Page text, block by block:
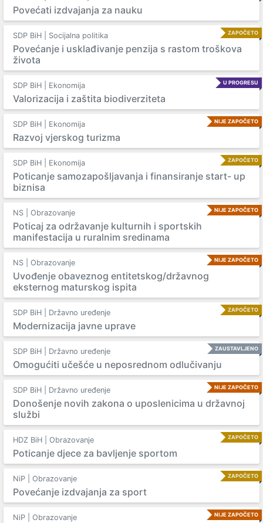
Povećati izdvajanja za nauku
ZAPOČETO
SDP BiH | Socijalna politika
Povećanje i usklađivanje penzija s rastom troškova
života
U PROGRESU
SDP BiH | Ekonomija
Valorizacija i zaštita biodiverziteta
NIJE ZAPOČETO
SDP BiH | Ekonomija
Razvoj vjerskog turizma
ZAPOČETO
SDP BiH | Ekonomija
Poticanje samozapošljavanja i finansiranje start- up
biznisa
NIJE ZAPOČETO
NS | Obrazovanje
Poticaj za održavanje kulturnih i sportskih
manifestacija u ruralnim sredinama
NIJE ZAPOČETO
NS | Obrazovanje
Uvođenje obaveznog entitetskog/državnog
eksternog maturskog ispita
ZAPOČETO
SDP BiH | Državno uređenje
Modernizacija javne uprave
ZAUSTAVLJENO
SDP BiH | Državno uređenje
Omogućiti učešće u neposrednom odlučivanju
NIJE ZAPOČETO
SDP BiH | Državno uređenje
Donošenje novih zakona o uposlenicima u državnoj
službi
ZAPOČETO
HDZ BiH | Obrazovanje
Poticanje djece za bavljenje sportom
ZAPOČETO
NiP | Obrazovanje
Povećanje izdvajanja za sport
NIJE ZAPOČETO
NiP | Obrazovanje